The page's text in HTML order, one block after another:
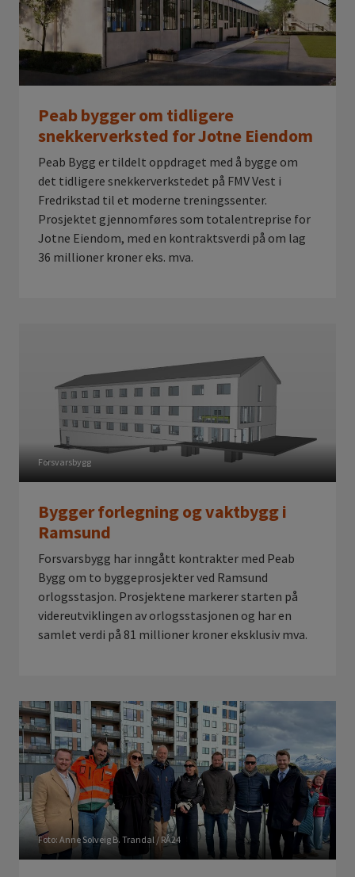
Peab bygger om tidligere
snekkerverksted for Jotne Eiendom
Peab Bygg er tildelt oppdraget med å bygge om
det tidligere snekkerverkstedet på FMV Vest i
Fredrikstad til et moderne treningssenter.
Prosjektet gjennomføres som totalentreprise for
Jotne Eiendom, med en kontraktsverdi på om lag
36 millioner kroner eks. mva.
Forsvarsbygg
Bygger forlegning og vaktbygg i
Ramsund
Forsvarsbygg har inngått kontrakter med Peab
Bygg om to byggeprosjekter ved Ramsund
orlogsstasjon. Prosjektene markerer starten på
videreutviklingen av orlogsstasjonen og har en
samlet verdi på 81 millioner kroner eksklusiv mva.
Foto: Anne Solveig B. Trandal / RÅ24